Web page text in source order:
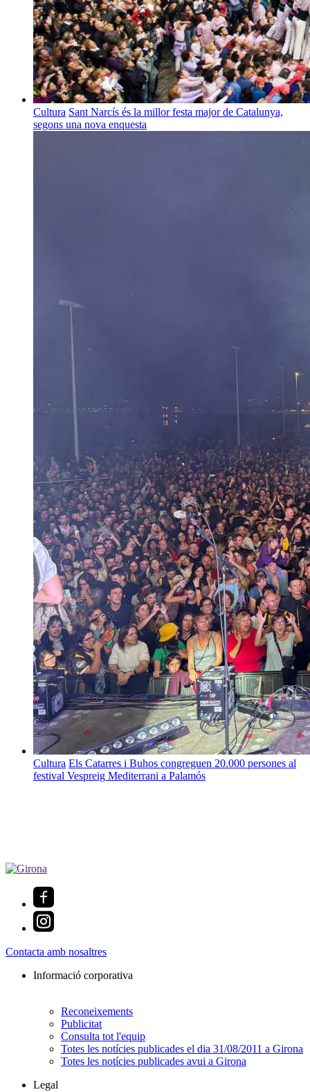
Cultura Sant Narcís és la millor festa major de Catalunya,
segons una nova enquesta
Cultura Els Catarres i Buhos congreguen 20.000 persones al
festival Vespreig Mediterrani a Palamós
Contacta amb nosaltres
Informació corporativa
Reconeixements
Publicitat
Consulta tot l'equip
Totes les notícies publicades el dia 31/08/2011 a Girona
Totes les notícies publicades avui a Girona
Legal